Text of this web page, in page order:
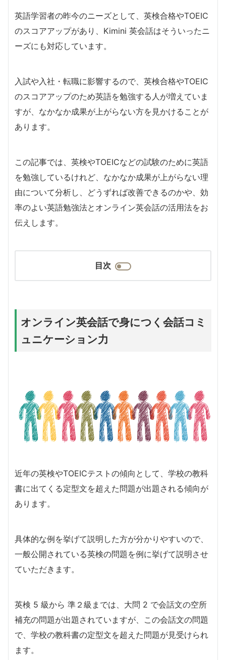
英語学習者の昨今のニーズとして、英検合格やTOEIC
のスコアアップがあり、Kimini 英会話はそういったニ
ーズにも対応しています。
入試や入社・転職に影響するので、英検合格やTOEIC
のスコアアップのため英語を勉強する人が増えていま
すが、なかなか成果が上がらない方を見かけることが
あります。
この記事では、英検やTOEICなどの試験のために英語
を勉強しているけれど、なかなか成果が上がらない理
由について分析し、どうずれば改善できるのかや、効
率のよい英語勉強法とオンライン英会話の活用法をお
伝えします。
目次
オンライン英会話で身につく会話コミ
ュニケーション力
近年の英検やTOEICテストの傾向として、学校の教科
書に出てくる定型文を超えた問題が出題される傾向が
あります。
具体的な例を挙げて説明した方が分かりやすいので、
一般公開されている英検の問題を例に挙げて説明させ
ていただきます。
英検 5 級から 準２級までは、大問 2 で会話文の空所
補充の問題が出題されていますが、この会話文の問題
で、学校の教科書の定型文を超えた問題が見受けられ
ます。